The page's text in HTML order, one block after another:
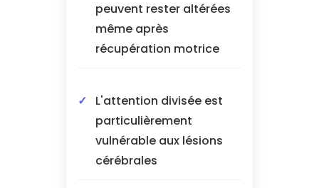
peuvent rester altérées
même après
récupération motrice
L'attention divisée est
particulièrement
vulnérable aux lésions
cérébrales